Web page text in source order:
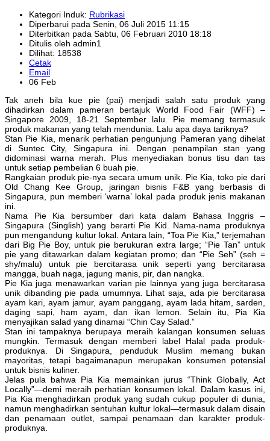
Kategori Induk: Rubrikasi
Diperbarui pada Senin, 06 Juli 2015 11:15
Diterbitkan pada Sabtu, 06 Februari 2010 18:18
Ditulis oleh admin1
Dilihat: 18538
Cetak
Email
06 Feb
Tak aneh bila kue pie (pai) menjadi salah satu produk yang
dihadirkan dalam pameran bertajuk World Food Fair (WFF) –
Singapore 2009, 18-21 September lalu. Pie memang termasuk
produk makanan yang telah mendunia. Lalu apa daya tariknya?
Stan Pie Kia, menarik perhatian pengunjung Pameran yang dihelat
di Suntec City, Singapura ini. Dengan penampilan stan yang
didominasi warna merah. Plus menyediakan bonus tisu dan tas
untuk setiap pembelian 6 buah pie.
Rangkaian produk pie-nya secara umum unik. Pie Kia, toko pie dari
Old Chang Kee Group, jaringan bisnis F&B yang berbasis di
Singapura, pun memberi ‘warna’ lokal pada produk jenis makanan
ini.
Nama Pie Kia bersumber dari kata dalam Bahasa Inggris –
Singapura (Singlish) yang berarti Pie Kid. Nama-nama produknya
pun mengandung kultur lokal. Antara lain, “Toa Pie Kia,” terjemahan
dari Big Pie Boy, untuk pie berukuran extra large; “Pie Tan” untuk
pie yang ditawarkan dalam kegiatan promo; dan “Pie Seh” (seh =
shy/malu) untuk pie bercitarasa unik seperti yang bercitarasa
mangga, buah naga, jagung manis, pir, dan nangka.
Pie Kia juga menawarkan varian pie lainnya yang juga bercitarasa
unik dibanding pie pada umumnya. Lihat saja, ada pie bercitarasa
ayam kari, ayam jamur, ayam panggang, ayam lada hitam, sarden,
daging sapi, ham ayam, dan ikan lemon. Selain itu, Pia Kia
menyajikan salad yang dinamai “Chin Cay Salad.”
Stan ini tampaknya berupaya meraih kalangan konsumen seluas
mungkin. Termasuk dengan memberi label Halal pada produk-
produknya. Di Singapura, penduduk Muslim memang bukan
mayoritas, tetapi bagaimanapun merupakan konsumen potensial
untuk bisnis kuliner.
Jelas pula bahwa Pia Kia memainkan jurus “Think Globally, Act
Locally”—demi meraih perhatian konsumen lokal. Dalam kasus ini,
Pia Kia menghadirkan produk yang sudah cukup populer di dunia,
namun menghadirkan sentuhan kultur lokal—termasuk dalam disain
dan penamaan outlet, sampai penamaan dan karakter produk-
produknya.